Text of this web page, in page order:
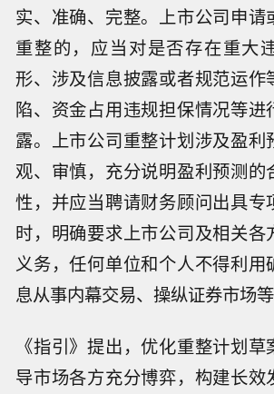
实、准确、完整。上市公司申请
重整的，应当对是否存在重大
形、涉及信息披露或者规范运作
陷、资金占用违规担保情况等进
露。上市公司重整计划涉及盈利
观、审慎，充分说明盈利预测的
性，并应当聘请财务顾问出具专
时，明确要求上市公司及相关各
义务，任何单位和个人不得利用
息从事内幕交易、操纵证券市场等
《指引》提出，优化重整计划
导市场各方充分博弈，构建长效